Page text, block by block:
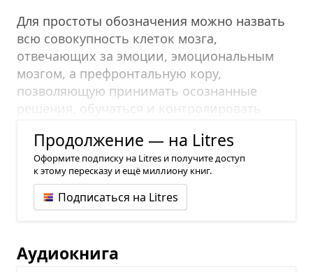
Для простоты обозначения можно назвать
всю совокупность клеток мозга,
отвечающих за эмоции, эмоциональным
мозгом, а префронтальную кору,
позволяющую принимать осознанные
решения, обучаться и контролировать
Продолжение — на Litres
Оформите подписку на Litres и получите доступ
к этому пересказу и ещё миллиону книг.
Подписаться на Litres
Аудиокнига